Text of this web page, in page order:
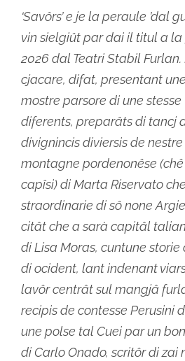
‘Savôrs’ e je la peraule ’dal
vin sielgiût par dai il titul a
2026 dal Teatri Stabil Furlan.
cjacare, difat, presentant
mostre parsore di une
diferents, preparâts di tancj
divignincis diviersis de
montagne pordenonêse
capîsi) di Marta Riservato
straordinarie di sô none
citât che a sarà capitâl
di Lisa Moras, cuntune storie
di ocident, lant indenant
lavôr centrât sul mangjâ
recipis de contesse Perusini
une polse tal Cuei par un
di Carlo Onado, scritôr di zai